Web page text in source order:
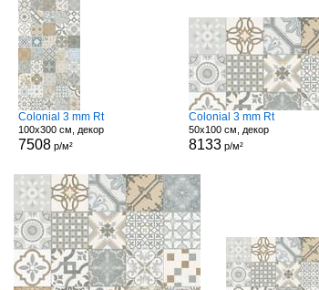
Colonial 3 mm Rt
100x300 см, декор
7508р/м²
Colonial 3 mm Rt
50x100 см, декор
8133р/м²